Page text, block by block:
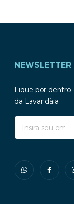
NEWSLETTER
Fique por dentro
da Lavandàia!